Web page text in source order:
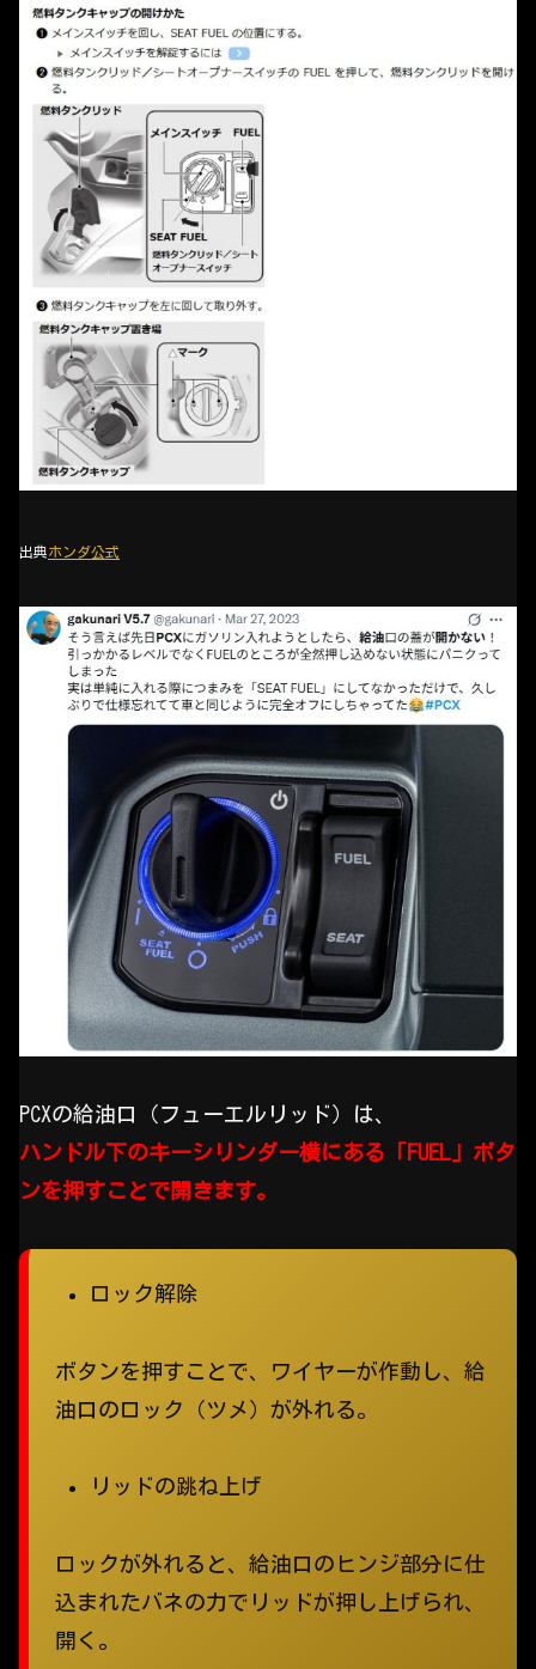
出典ホンダ公式
PCXの給油口（フューエルリッド）は、
ハンドル下のキーシリンダー横にある「FUEL」ボタ
ンを押すことで開きます。
ロック解除
ボタンを押すことで、ワイヤーが作動し、給
油口のロック（ツメ）が外れる。
リッドの跳ね上げ
ロックが外れると、給油口のヒンジ部分に仕
込まれたバネの力でリッドが押し上げられ、
開く。